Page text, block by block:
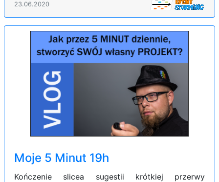
23.06.2020
Moje 5 Minut 19h
Kończenie slicea sugestii krótkiej przerwy